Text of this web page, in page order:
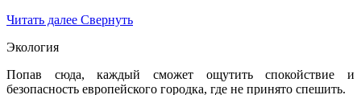
Читать далее Свернуть
Экология
Попав сюда, каждый сможет ощутить спокойствие и
безопасность европейского городка, где не принято спешить.